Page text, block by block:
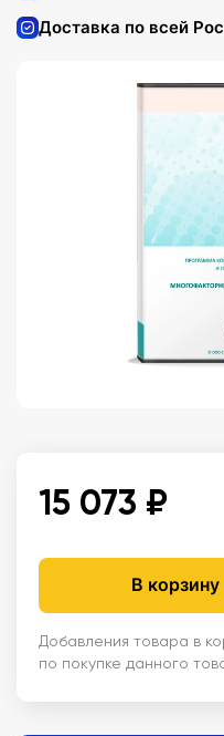
Доставка по всей
15 073 ₽
В корзину
Добавления товара в
по покупке данного